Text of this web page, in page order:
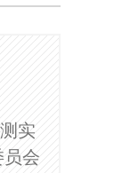
实
员会